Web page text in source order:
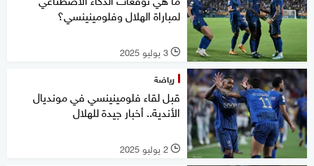
لمباراة الهلال وفلومينينسي؟
l 3 يوليو 2025
رياضة
قبل لقاء فلومينينسي في مونديال
الأندية.. أخبار جيدة للهلال
l 2 يوليو 2025